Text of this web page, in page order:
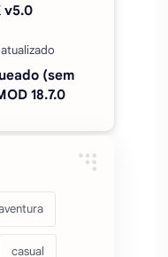
v5.0
(sem
18.7.0
casual